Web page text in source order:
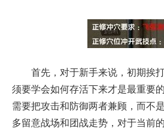
首先，对于新手来说，初期挨
须要学会如何存活下来才是最重要
需要把攻击和防御两者兼顾，而不
多留意战场和团战走势，对于当前